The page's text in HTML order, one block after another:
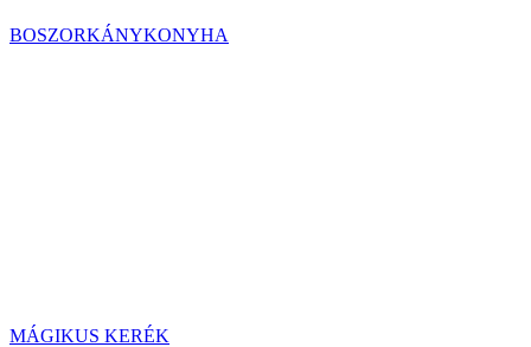
BOSZORKÁNYKONYHA
MÁGIKUS KERÉK